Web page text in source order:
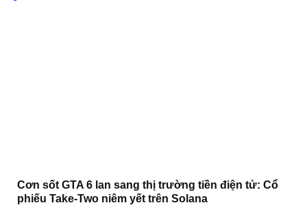
Cơn sốt GTA 6 lan sang thị trường tiền điện tử: Cổ
phiếu Take-Two niêm yết trên Solana